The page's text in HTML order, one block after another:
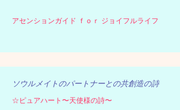
アセンションガイド ｆｏｒ ジョイフルライフ
ソウルメイトのパートナーとの共創造の詩
☆ピュアハート〜天使様の詩〜